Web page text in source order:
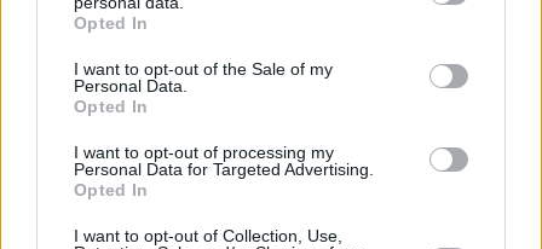
grant or deny consent to Google and its third-party tags to
use your data for below specified purposes in below Google
consent section.
Opted In
I want to opt-out of the Sale of my
Personal Data.
Opted In
I want to opt-out of processing my
Personal Data for Targeted Advertising.
Opted In
I want to opt-out of Collection, Use,